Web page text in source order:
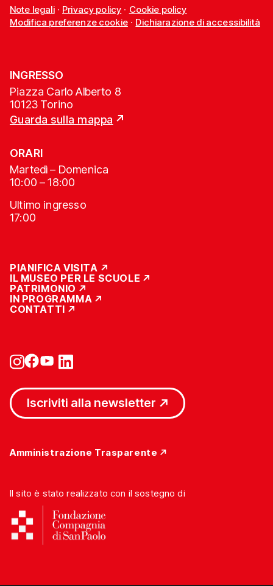
Note legali· Privacy policy · Cookie policy
Modifica preferenze cookie· Dichiarazione di accessibilità
INGRESSO
Piazza Carlo Alberto 8
10123 Torino
Guarda sulla mappa
ORARI
Martedì – Domenica
10:00 – 18:00
Ultimo ingresso
17:00
PIANIFICA VISITA
IL MUSEO PER LE SCUOLE
PATRIMONIO
IN PROGRAMMA
CONTATTI
Iscriviti alla newsletter
Amministrazione Trasparente
Il sito è stato realizzato con il sostegno di